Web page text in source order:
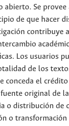
abierto. Se provee
de que hacer
contribuye
Los usuarios
de los
conceda el
original de
o distribución de
o transformación